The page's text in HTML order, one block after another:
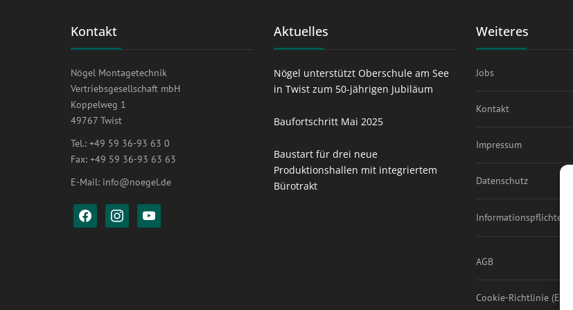
Kontakt
Nögel Montagetechnik
Vertriebsgesellschaft mbH
Koppelweg 1
49767 Twist
Tel.: +49 59 36-93 63 0
Fax: +49 59 36-93 63 63
E-Mail: info@noegel.de
facebook instagramyoutube
Aktuelles
Nögel unterstützt Oberschule am See
in Twist zum 50-jährigen Jubiläum
Baufortschritt Mai 2025
Baustart für drei neue
Produktionshallen mit integriertem
Bürotrakt
Weiteres
Jobs
Kontakt
Impressum
Datenschutz
Informationspflichten
AGB
Cookie-Richtlinie (EU)